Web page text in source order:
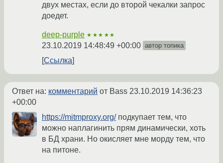
двух местах, если до второй чекалки запрос
доедет.
deep-purple ★★★★★
23.10.2019 14:48:49 +00:00 автор топика
Ссылка
Ответ на: комментарий от Bass 23.10.2019 14:36:23
+00:00
https://mitmproxy.org/подкупает тем, что
можно наплагинить прям динамически, хоть
в БД храни. Но окисляет мне морду тем, что
на питоне.